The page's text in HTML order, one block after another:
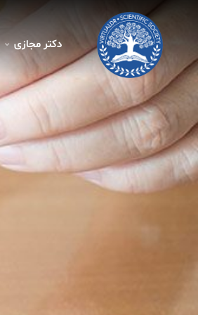
دکتر مجازی